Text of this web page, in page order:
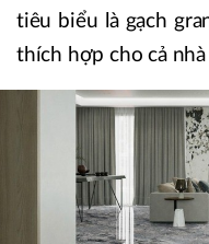
tiêu biểu là gạch
thích hợp cho cả